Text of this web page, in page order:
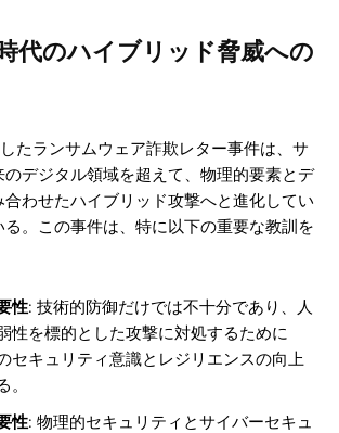
代のハイブリッド脅威への
たランサムウェア詐欺レター事件は、サ
のデジタル領域を超えて、物理的要素とデ
わせたハイブリッド攻撃へと進化してい
る。この事件は、特に以下の重要な教訓を
性: 技術的防御だけでは不十分であり、人
性を標的とした攻撃に対処するために
セキュリティ意識とレジリエンスの向上
。
性: 物理的セキュリティとサイバーセキュ